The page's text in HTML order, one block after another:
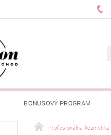
BONUSOVÝ PROGRAM
Profesionálna kozmetika